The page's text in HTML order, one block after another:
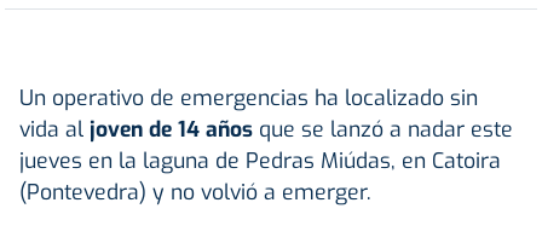
Un operativo de emergencias ha localizado sin
vida al joven de 14 años que se lanzó a nadar este
jueves en la laguna de Pedras Miúdas, en Catoira
(Pontevedra) y no volvió a emerger.